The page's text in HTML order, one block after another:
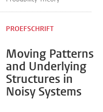
Moving Patterns
and Underlying
Structures in
Noisy Systems
PROEFSCHRIFT